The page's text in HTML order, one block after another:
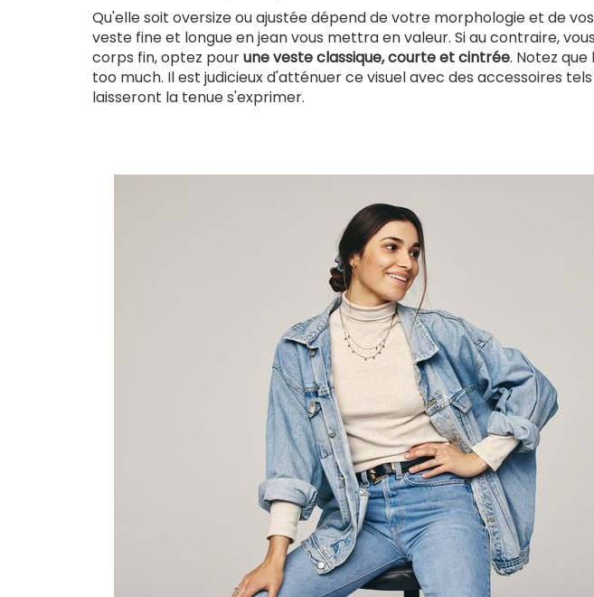
Qu'elle soit oversize ou ajustée dépend de votre morphologie et de
veste fine et longue en jean vous mettra en valeur. Si au contraire,
corps fin, optez pourune veste classique, courte et cintrée. Notez
too much. Il est judicieux d'atténuer ce visuel avec des accessoires
laisseront la tenue s'exprimer.